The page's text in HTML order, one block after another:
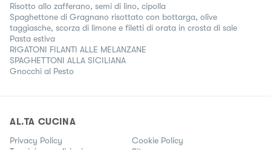
Risotto allo zafferano, semi di lino, cipolla
Spaghettone di Gragnano risottato con bottarga, olive
taggiasche, scorza di limone e filetti di orata in crosta di sale
Pasta estiva
RIGATONI FILANTI ALLE MELANZANE
SPAGHETTONI ALLA SICILIANA
Gnocchi al Pesto
AL.TA CUCINA
Privacy Policy
Cookie Policy